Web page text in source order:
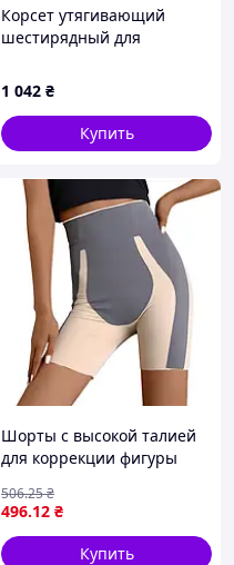
Корсет утягивающий
шестирядный для
1 042 ₴
Купить
Шорты с высокой талией
для коррекции фигуры
бесшовного нейлона
496.12 ₴
506.25₴
Купить